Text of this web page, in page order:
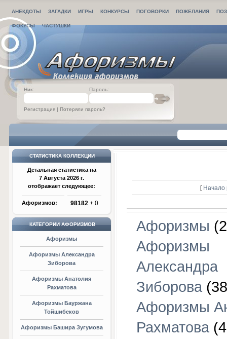
АНЕКДОТЫ ЗАГАДКИ ИГРЫ КОНКУРСЫ ПОГОВОРКИ ПОЖЕЛАНИЯ
ФОКУСЫ ЧАСТУШКИ
Ник: Пароль:
Регистрация | Потеряли пароль?
СТАТИСТИКА КОЛЛЕКЦИИ
Детальная статистика на
7 Августа 2026 г.
отображает следующее:
Афоризмов: 98182 + 0
КАТЕГОРИИ АФОРИЗМОВ
Афоризмы
Афоризмы Александра
Зиборова
Афоризмы Анатолия
Рахматова
Афоризмы Бауржана
Тойшибеков
Афоризмы Башира Зугумова
[ Начало
Афоризмы
Афоризмы
Александра
Зиборова
Афоризмы
Рахматова